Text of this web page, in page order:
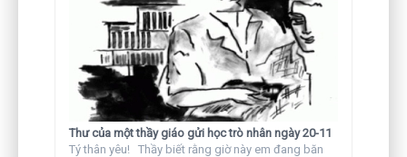
Thư của một thầy giáo gửi học trò nhân ngày 20-11
Tý thân yêu! Thầy biết rằng giờ này em đang băn